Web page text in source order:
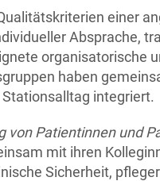
einer
Absprache,
organisatorische
haben
integriert.
von Patientinnen und
mit ihren
Sicherheit,